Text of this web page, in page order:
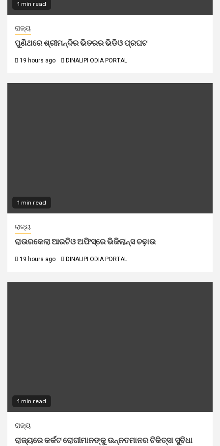
1 min read
ରାଜ୍ୟ
ପୁଣିଥରେ ଶ୍ରୀମନ୍ଦିର ଭିତରର ଭିଡିଓ ପ୍ରଘଟ
19 hours ago DINALIPI ODIA PORTAL
1 min read
ରାଜ୍ୟ
ରାଉରକେଲା ଆରଟିଓ ଅଫିସ୍‌ରେ ଭିଜିଲାନ୍ସ ଚଢ଼ାଉ
19 hours ago DINALIPI ODIA PORTAL
1 min read
ରାଜ୍ୟ
ରାଜ୍ୟରେ କର୍କଟ ରୋଗୀମାନଙ୍କୁ ଉନ୍ନତମାନର ଚିକିତ୍ସା ସୁବିଧା